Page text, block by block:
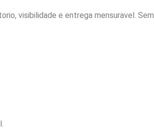
visibilidade e entrega mensuravel. Sem